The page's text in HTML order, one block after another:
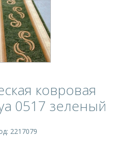
ковровая
0517 зеленый
2217079